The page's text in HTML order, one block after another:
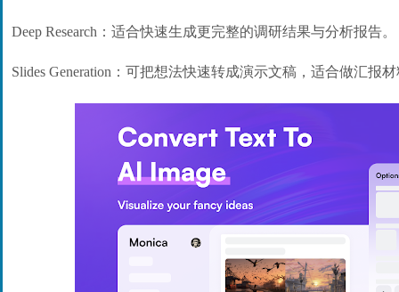
Deep Research：适合快速生成更完整的调研结果与分析报告。
Slides Generation：可把想法快速转成演示文稿，适合做汇报